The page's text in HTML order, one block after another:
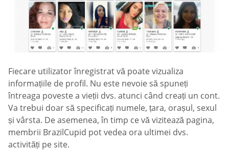
Fiecare utilizator înregistrat vă poate vizualiza
informațiile de profil. Nu este nevoie să spuneți
întreaga poveste a vieții dvs. atunci când creați un cont.
Va trebui doar să specificați numele, țara, orașul, sexul
și vârsta. De asemenea, în timp ce vă vizitează pagina,
membrii BrazilCupid pot vedea ora ultimei dvs.
activități pe site.